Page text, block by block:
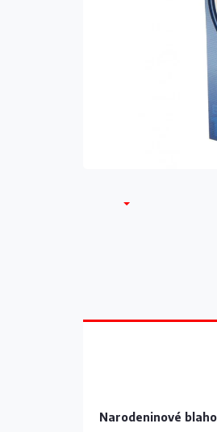
Narodeninové